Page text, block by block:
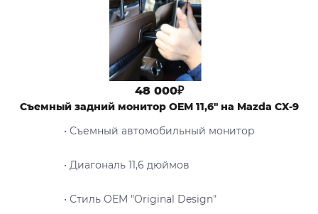
48 000₽
Съемный задний монитор OEM 11,6" на Mazda CX-9
• Съемный автомобильный монитор
• Диагональ 11,6 дюймов
• Стиль OEM "Original Design"